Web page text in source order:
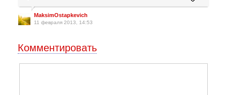
MaksimOstapkevich
11 февраля 2013, 14:53
Комментировать